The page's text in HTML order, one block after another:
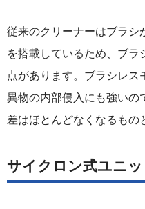
従来のクリーナーはブラシ
を搭載しているため、ブラ
点があります。ブラシレス
異物の内部侵入にも強いの
差はほとんどなくなるもの
サイクロン式ユニ